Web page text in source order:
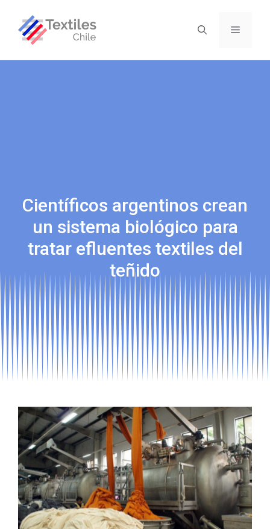
Científicos argentinos crean
un sistema biológico para
tratar efluentes textiles del
teñido